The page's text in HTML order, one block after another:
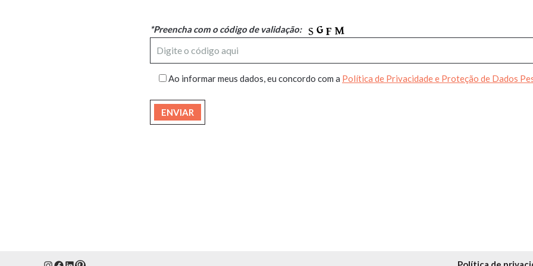
*Preencha com o código de validação:
Ao informar meus dados, eu concordo com a Política de Privacidade e Proteção de Dados